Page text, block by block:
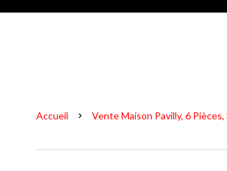
Accueil Vente Maison Pavilly, 6